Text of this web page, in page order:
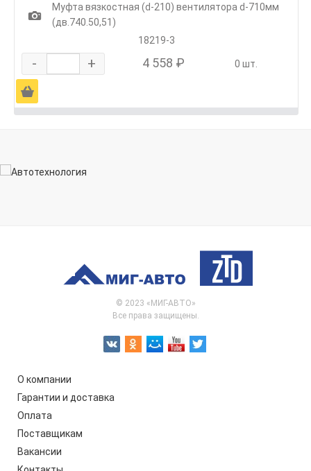
1
Муфта вязкостная (d-210) вентилятора d-710мм
(дв.740.50,51)
18219-3
- + 4 558 ₽ 0 шт.
Ä
© 2023 «МИГ-АВТО»
Все права защищены.
О компании
Гарантии и доставка
Оплата
Поставщикам
Вакансии